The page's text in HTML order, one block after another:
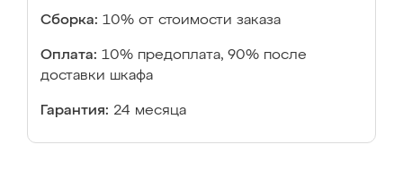
Сборка: 10% от стоимости заказа
Оплата: 10% предоплата, 90% после
доставки шкафа
Гарантия: 24 месяца